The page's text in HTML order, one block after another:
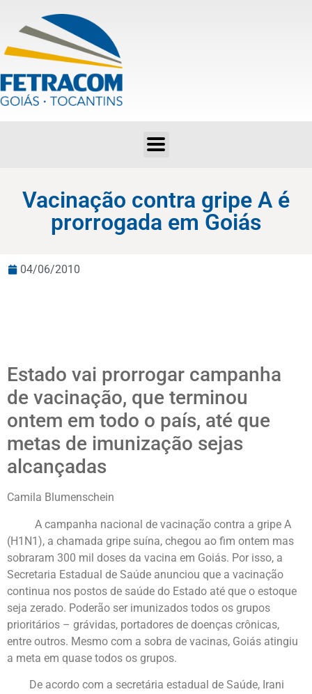
Vacinação contra gripe A é
prorrogada em Goiás
04/06/2010
Estado vai prorrogar campanha
de vacinação, que terminou
ontem em todo o país, até que
metas de imunização sejas
alcançadas
Camila Blumenschein
A campanha nacional de vacinação contra a gripe A
(H1N1), a chamada gripe suína, chegou ao fim ontem mas
sobraram 300 mil doses da vacina em Goiás. Por isso, a
Secretaria Estadual de Saúde anunciou que a vacinação
continua nos postos de saúde do Estado até que o estoque
seja zerado. Poderão ser imunizados todos os grupos
prioritários – grávidas, portadores de doenças crônicas,
entre outros. Mesmo com a sobra de vacinas, Goiás atingiu
a meta em quase todos os grupos.
De acordo com a secretária estadual de Saúde, Irani